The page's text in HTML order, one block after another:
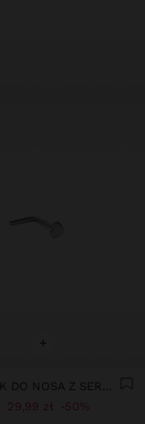
+
29,99 zł 50%